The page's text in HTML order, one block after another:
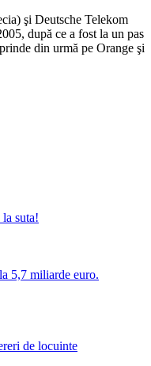
şi Deutsche Telekom
după ce a fost la un pas
din urmă pe Orange şi
suta!
5,7 miliarde euro.
de locuinte